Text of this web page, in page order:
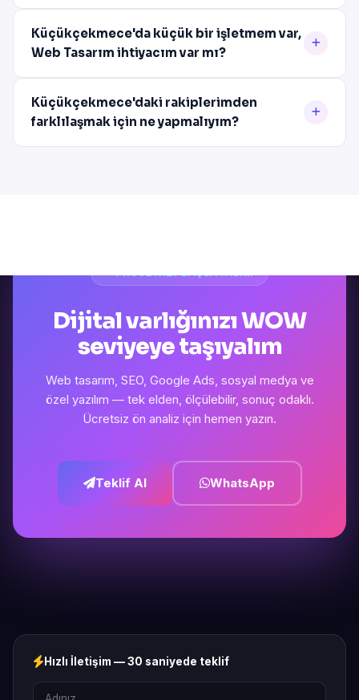
Küçükçekmece'da küçük bir işletmem var,
Web Tasarım ihtiyacım var mı?
Küçükçekmece'daki rakiplerimden
farklılaşmak için ne yapmalıyım?
Dijital varlığınızı WOW
seviyeye taşıyalım
Web tasarım, SEO, Google Ads, sosyal medya ve
özel yazılım — tek elden, ölçülebilir, sonuç odaklı.
Ücretsiz ön analiz için hemen yazın.
Teklif Al WhatsApp
Hızlı İletişim — 30 saniyede teklif